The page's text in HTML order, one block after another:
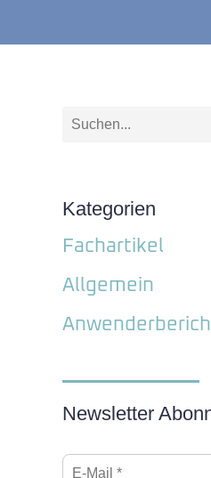
Kategorien
Fachartikel
Allgemein
Newsletter